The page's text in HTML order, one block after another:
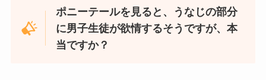
ポニーテールを見ると、うなじの部分
に男子生徒が欲情するそうですが、本
当ですか？